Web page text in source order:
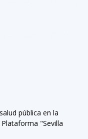
pública en la
"Sevilla